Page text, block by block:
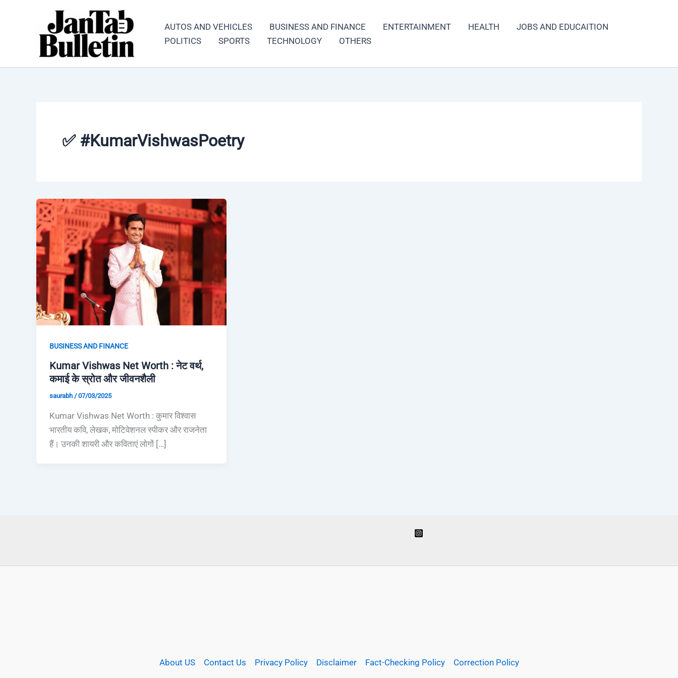
AUTOS AND VEHICLES BUSINESS AND FINANCE ENTERTAINMENT HEALTH
JOBS AND EDUCAITION
POLITICS
SPORTS TECHNOLOGY OTHERS
✅ #KumarVishwasPoetry
BUSINESS AND FINANCE
Kumar Vishwas Net Worth : नेट वर्थ,
कमाई के स्रोत और जीवनशैली
saurabh /07/03/2025
Kumar Vishwas Net Worth : कुमार विश्वास
भारतीय कवि, लेखक, मोटिवेशनल स्पीकर और राजनेता
हैं। उनकी शायरी और कविताएं लोगों […]
About US Contact Us Privacy Policy Disclaimer Fact-Checking Policy Correction Policy